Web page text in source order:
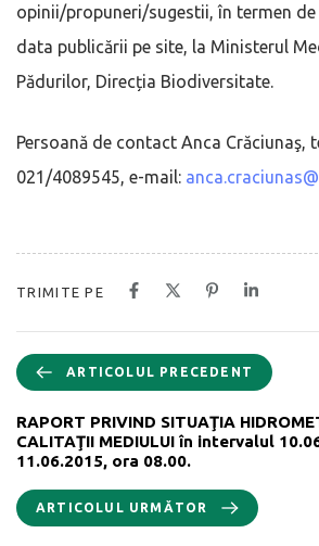
opinii/propuneri/sugestii, în termen de
data publicării pe site, la Ministerul
Pădurilor, Direcția Biodiversitate.
Persoană de contact Anca Crăciunaş,
021/4089545, e-mail:
TRIMITE PE
ARTICOLUL PRECEDENT
RAPORT PRIVIND SITUAŢIA
CALITAŢII MEDIULUI în intervalul
11.06.2015, ora 08.00.
ARTICOLUL URMĂTOR